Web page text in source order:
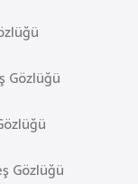
Gözlüğü
Gözlüğü